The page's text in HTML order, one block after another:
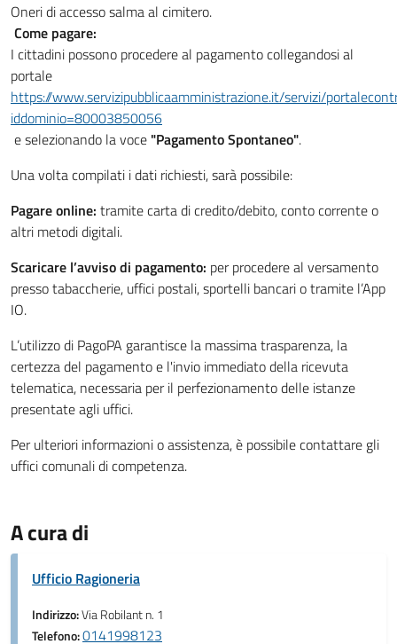
Oneri di accesso salma al cimitero.
Come pagare:
I cittadini possono procedere al pagamento collegandosi al
portale
https://www.servizipubblicaamministrazione.it/servizi/
iddominio=80003850056
e selezionando la voce "Pagamento Spontaneo".
Una volta compilati i dati richiesti, sarà possibile:
Pagare online: tramite carta di credito/debito, conto corrente o
altri metodi digitali.
Scaricare l’avviso di pagamento: per procedere al versamento
presso tabaccherie, uffici postali, sportelli bancari o tramite l’App
IO.
L’utilizzo di PagoPA garantisce la massima trasparenza, la
certezza del pagamento e l'invio immediato della ricevuta
telematica, necessaria per il perfezionamento delle istanze
presentate agli uffici.
Per ulteriori informazioni o assistenza, è possibile contattare gli
uffici comunali di competenza.
A cura di
Ufficio Ragioneria
Indirizzo:Via Robilant n. 1
Telefono:0141998123